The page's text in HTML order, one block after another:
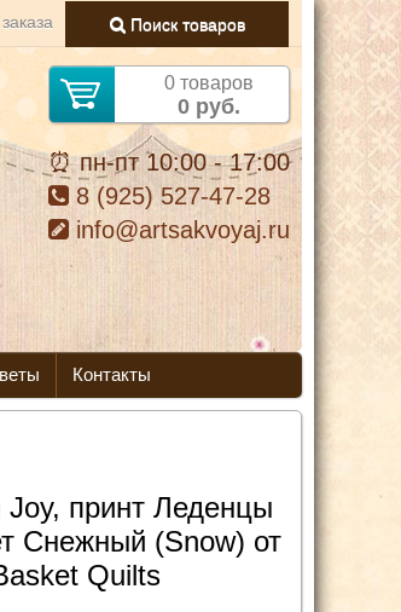
Поиск товаров
0 товаров
0 руб.
⏰ пн-пт 10:00 - 17:00
8 (925) 527-47-28
info@artsakvoyaj.ru
Контакты
Joy, принт Леденцы
Снежный (Snow) от
Quilts